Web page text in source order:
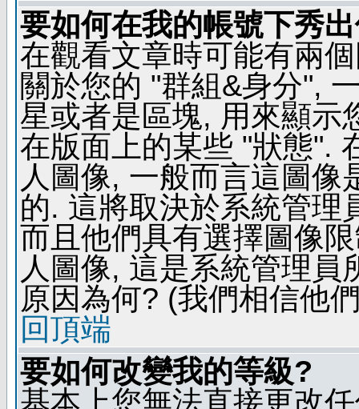
要如何在我的帳號下秀
在觀看文章時可能有兩
關於您的 "群組&身分",
星或者是區塊, 用來顯示
在版面上的某些 "狀態".
人圖像, 一般而言這圖像
的. 這將取決於系統管理
而且他們具有選擇圖像
人圖像, 這是系統管理
原因為何? (我們相信他
回頂端
要如何改變我的等級?
基本上您無法直接更改